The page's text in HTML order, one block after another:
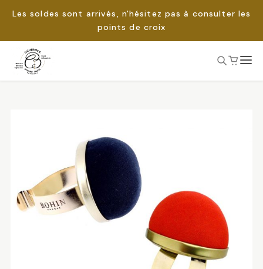
Les soldes sont arrivés, n'hésitez pas à consulter les
points de croix
Passer